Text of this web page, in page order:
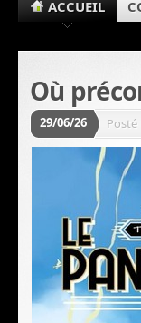
ACCUEIL
Où
29/06/26 Posté